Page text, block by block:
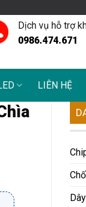
Dịch vụ hỗ trợ
0986.474.671
LIÊN HỆ